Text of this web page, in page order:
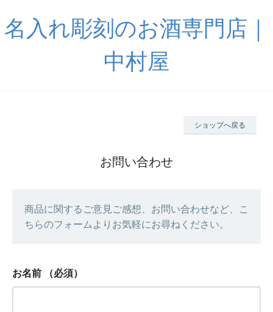
名入れ彫刻のお酒専門店｜
中村屋
ショップへ戻る
お問い合わせ
商品に関するご意見ご感想、お問い合わせなど、こ
ちらのフォームよりお気軽にお尋ねください。
お名前 （必須）